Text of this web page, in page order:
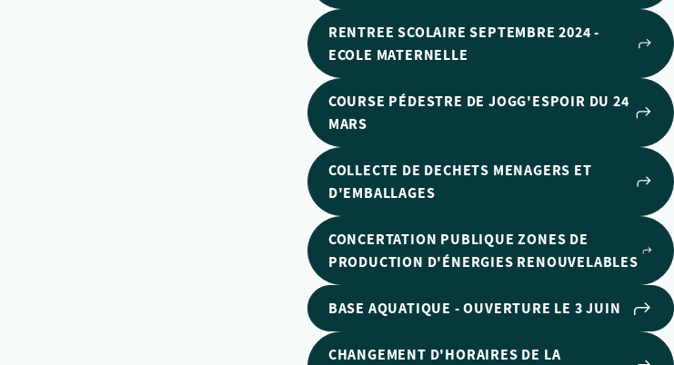
RENTREE SCOLAIRE SEPTEMBRE 2024 -
ECOLE MATERNELLE
COURSE PÉDESTRE DE JOGG'ESPOIR DU 24
MARS
COLLECTE DE DECHETS MENAGERS ET
D'EMBALLAGES
CONCERTATION PUBLIQUE ZONES DE
PRODUCTION D'ÉNERGIES RENOUVELABLES
BASE AQUATIQUE - OUVERTURE LE 3 JUIN
CHANGEMENT D'HORAIRES DE LA